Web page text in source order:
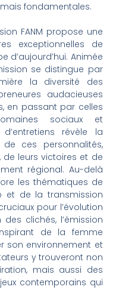
fondamentales.
FANM propose une
exceptionnelles de
d’aujourd’hui. Animée
se distingue par
la diversité des
audacieuses
en passant par celles
sociaux et
révèle la
ces personnalités,
leurs victoires et de
régional. Au-delà
les thématiques de
et de la transmission
pour l’évolution
clichés, l’émission
de la femme
son environnement et
y trouveront non
mais aussi des
contemporains qui